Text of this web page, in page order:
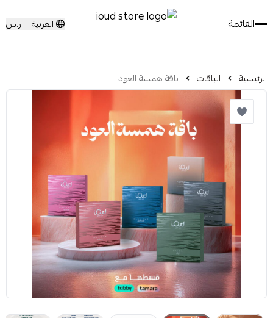
القائمة العربية - ر.س
الرئيسية الباقات باقة همسة العود